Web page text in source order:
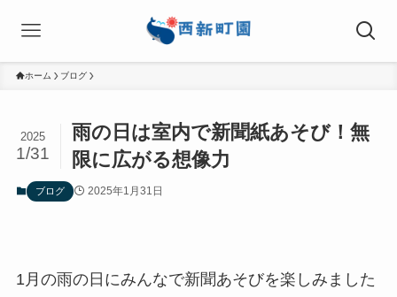
ホーム ブログ
雨の日は室内で新聞紙あそび！無
限に広がる想像力
2025
1/31
ブログ 2025年1月31日
1月の雨の日にみんなで新聞あそびを楽しみました